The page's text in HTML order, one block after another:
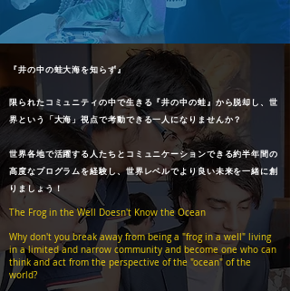
『井の中の蛙大海を知らず』
限られたコミュニティの中で生きる『井の中の蛙』から脱却し、世
界という「大海」視点で考動できる一人になりませんか？
世界各地で活躍する人たちとコミュニケーションできる約半年間の
高度なプログラムを経験し、世界レベルでより良い未来を一緒に創
りましょう！
The Frog in the Well Doesn't Know the Ocean
Why don't you break away from being a "frog in a well" living
in a limited and narrow community and become one who can
think and act from the perspective of the "ocean" of the
world?